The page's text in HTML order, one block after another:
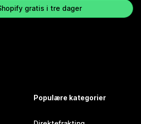
gratis i tre dager
Populære kategorier